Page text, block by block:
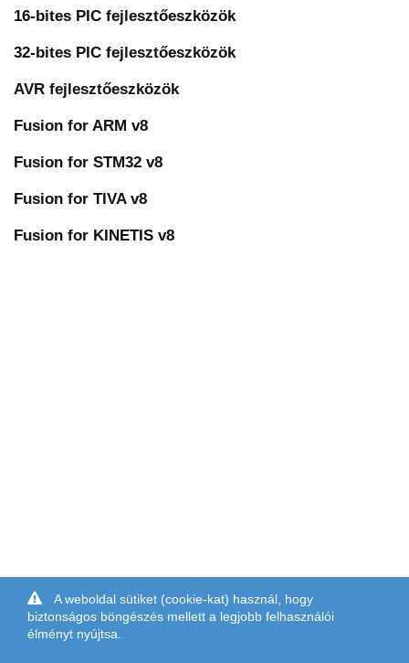
16-bites PIC fejlesztőeszközök
32-bites PIC fejlesztőeszközök
AVR fejlesztőeszközök
Fusion for ARM v8
Fusion for STM32 v8
Fusion for TIVA v8
Fusion for KINETIS v8
A weboldal sütiket (cookie-kat) használ, hogy
biztonságos böngészés mellett a legjobb felhasználói
élményt nyújtsa.